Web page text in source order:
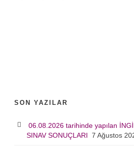
SON YAZILAR
06.08.2026 tarihinde yapılan
SINAV SONUÇLARI 7 Ağustos